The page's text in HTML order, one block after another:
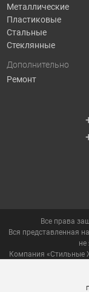
Металлические
Пластиковые
Стальные
Стеклянные
Дополнительно
Ремонт
Все права
Вся представленная
не
Компания «Стильные